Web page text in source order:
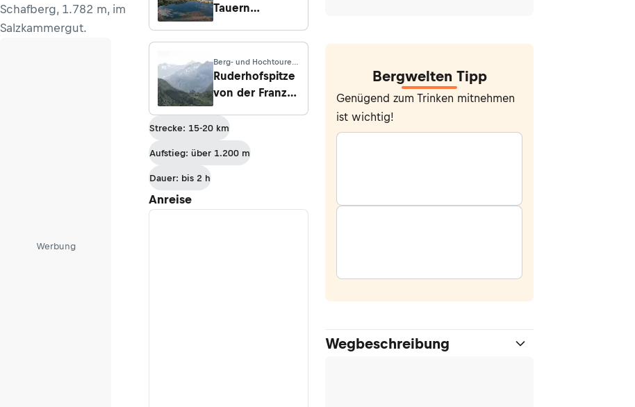
Schafberg, 1.782 m, im
Salzkammergut.
Werbung
Tauern
4: Königstour
Klafferkessel
Berg- und Hochtouren
· Tirol
Ruderhofspitze
von der Franz
Strecke: 15-20 km
Aufstieg: über 1.200 m
Dauer: bis 2 h
Anreise
Bergwelten Tipp
Genügend zum Trinken mitnehmen
ist wichtig!
Wegbeschreibung